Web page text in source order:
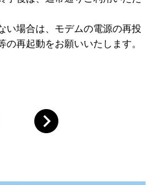
は、モデムの電源の再投
の再起動をお願いいたします。